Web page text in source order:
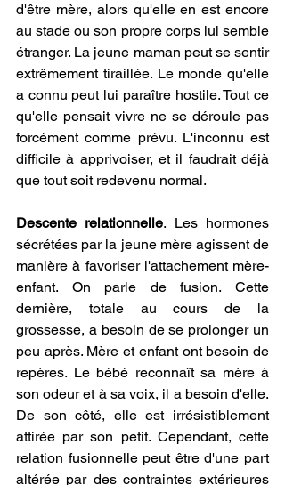
d'être mère, alors qu'elle en est encore
au stade ou son propre corps lui semble
étranger. La jeune maman peut se sentir
extrêmement tiraillée. Le monde qu'elle
a connu peut lui paraître hostile. Tout ce
qu'elle pensait vivre ne se déroule pas
forcément comme prévu. L'inconnu est
difficile à apprivoiser, et il faudrait déjà
que tout soit redevenu normal.
Descente relationnelle. Les hormones
sécrétées par la jeune mère agissent de
manière à favoriser l'attachement mère-
enfant. On parle de fusion. Cette
dernière, totale au cours de la
grossesse, a besoin de se prolonger un
peu après. Mère et enfant ont besoin de
repères. Le bébé reconnaît sa mère à
son odeur et à sa voix, il a besoin d'elle.
De son côté, elle est irrésistiblement
attirée par son petit. Cependant, cette
relation fusionnelle peut être d'une part
altérée par des contraintes extérieures